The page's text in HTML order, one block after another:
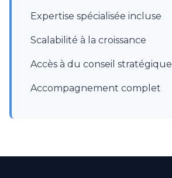
Expertise spécialisée incluse
Scalabilité à la croissance
Accès à du conseil stratégique
Accompagnement complet